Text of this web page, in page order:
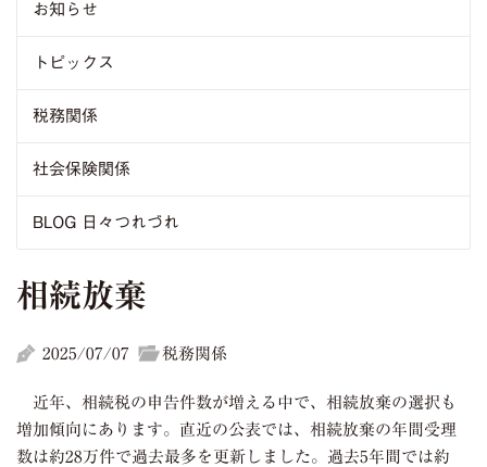
お知らせ
トピックス
税務関係
社会保険関係
BLOG 日々つれづれ
相続放棄
2025/07/07 税務関係
近年、相続税の申告件数が増える中で、相続放棄の選択も
増加傾向にあります。直近の公表では、相続放棄の年間受理
数は約28万件で過去最多を更新しました。過去5年間では約